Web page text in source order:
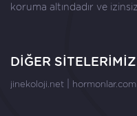
koruma altındadır ve izinsiz
DİĞER SİTELERİMİZ
jinekoloji.net hormonlar.com